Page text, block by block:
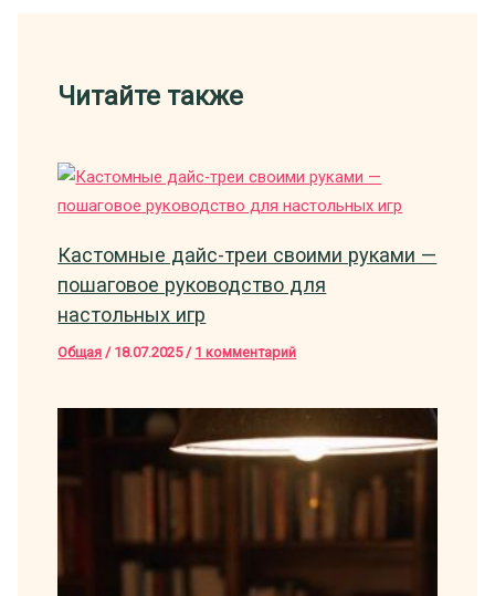
Читайте также
Кастомные дайс-треи своими руками —
пошаговое руководство для
настольных игр
Общая / 18.07.2025/ 1 комментарий